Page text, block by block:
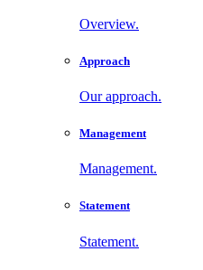
Overview.
Approach
Our approach.
Management
Management.
Statement
Statement.